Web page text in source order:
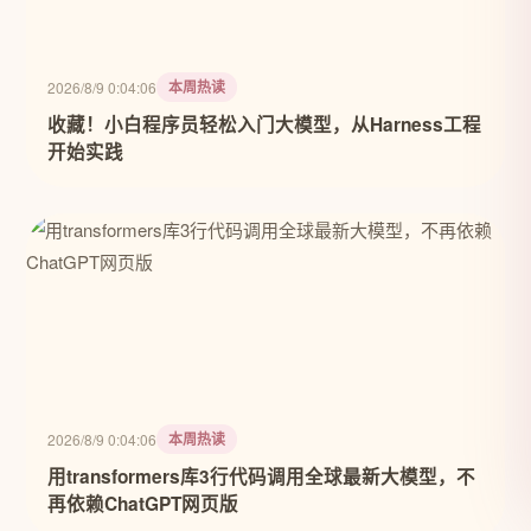
2026/8/9 0:04:06 本周热读
收藏！小白程序员轻松入门大模型，从Harness工程
开始实践
2026/8/9 0:04:06 本周热读
用transformers库3行代码调用全球最新大模型，不
再依赖ChatGPT网页版